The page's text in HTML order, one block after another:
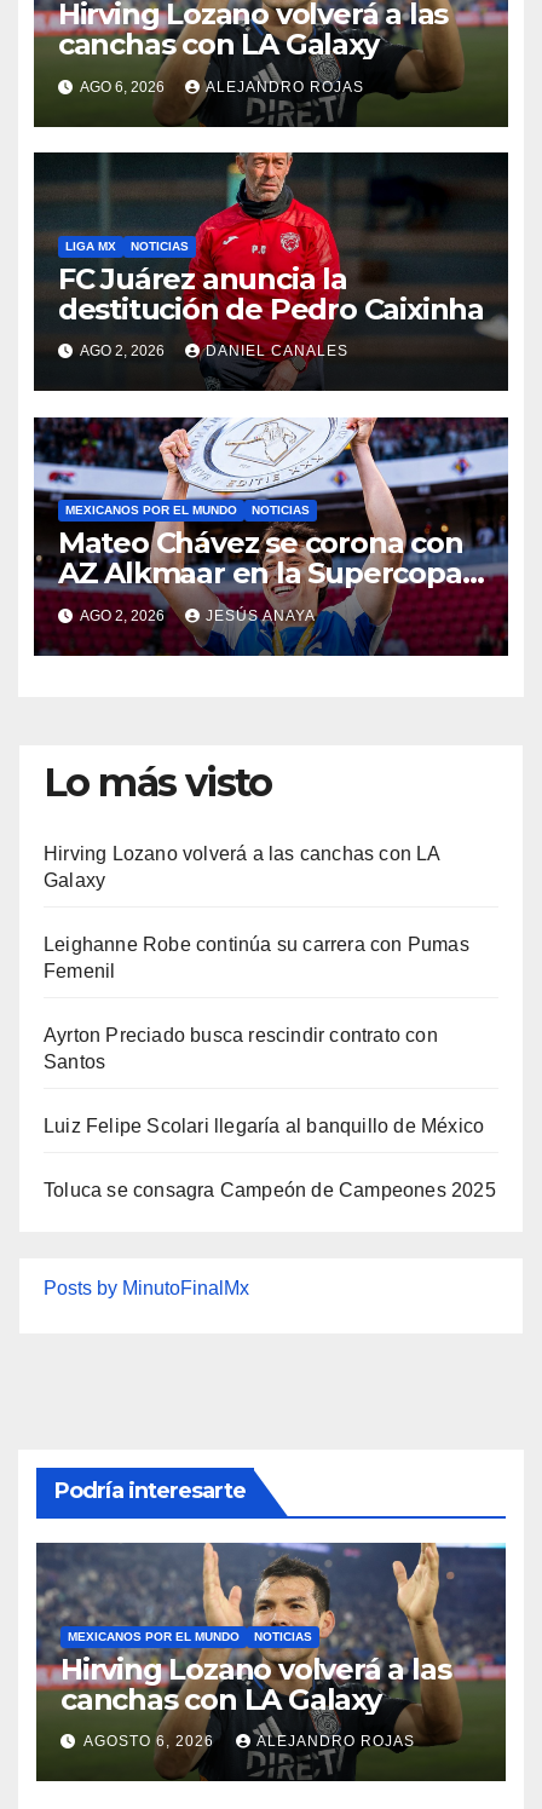
Hirving Lozano volverá a las
canchas con LA Galaxy
AGO 6, 2026 ALEJANDRO ROJAS
LIGA MX NOTICIAS
FC Juárez anuncia la
destitución de Pedro Caixinha
AGO 2, 2026 DANIEL CANALES
MEXICANOS POR EL MUNDO NOTICIAS
Mateo Chávez se corona con
AZ Alkmaar en la Supercopa
de Países Bajos
AGO 2, 2026 JESÚS ANAYA
Lo más visto
Hirving Lozano volverá a las canchas con LA
Galaxy
Leighanne Robe continúa su carrera con Pumas
Femenil
Ayrton Preciado busca rescindir contrato con
Santos
Luiz Felipe Scolari llegaría al banquillo de México
Toluca se consagra Campeón de Campeones 2025
Posts by MinutoFinalMx
Podría interesarte
MEXICANOS POR EL MUNDO NOTICIAS
Hirving Lozano volverá a las
canchas con LA Galaxy
AGOSTO 6, 2026 ALEJANDRO ROJAS